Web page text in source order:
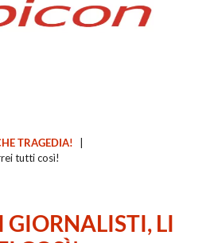
TRAGEDIA!
tutti così!
GIORNALISTI, LI